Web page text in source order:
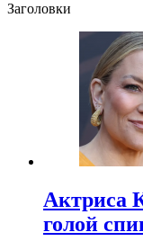
Заголовки
Актриса
голой